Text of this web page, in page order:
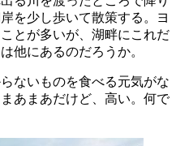
を少し歩いて散策する。ヨ
とが多いが、湖畔にこれだ
他にあるのだろうか。
ないものを食べる元気がな
あまあだけど、高い。何で